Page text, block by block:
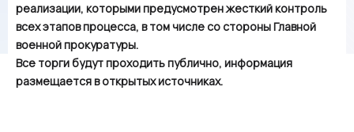
реализации, которыми предусмотрен жесткий контроль
всех этапов процесса, в том числе со стороны Главной
военной прокуратуры.
Все торги будут проходить публично, информация
размещается в открытых источниках.